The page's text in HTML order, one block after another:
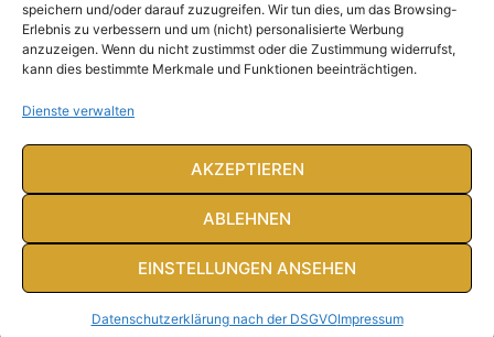
speichern und/oder darauf zuzugreifen. Wir tun dies, um das Browsing-
Erlebnis zu verbessern und um (nicht) personalisierte Werbung
anzuzeigen. Wenn du nicht zustimmst oder die Zustimmung widerrufst,
kann dies bestimmte Merkmale und Funktionen beeinträchtigen.
Dienste verwalten
AKZEPTIEREN
ABLEHNEN
EINSTELLUNGEN ANSEHEN
Datenschutzerklärung nach der DSGVOImpressum
Spenden
Ausgaben
Abonnieren
Deutschland
Ausland
Feuilleton
Rechtliche Hinweise
Impressum
Datenschutzerklärung